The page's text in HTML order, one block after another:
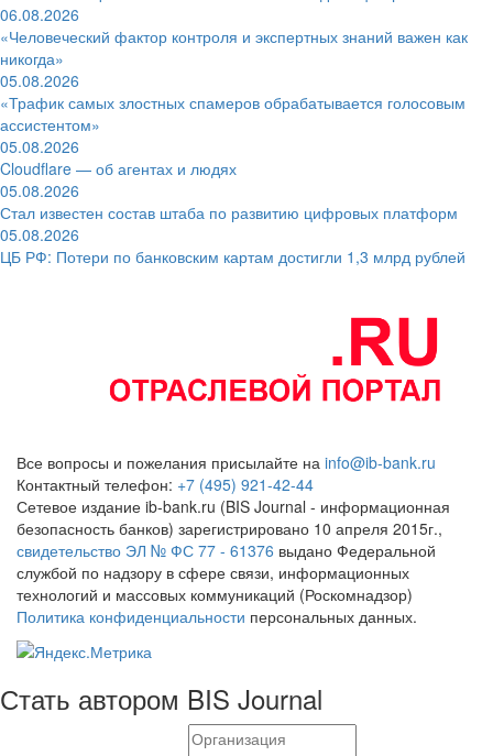
06.08.2026
«Человеческий фактор контроля и экспертных знаний важен как
никогда»
05.08.2026
«Трафик самых злостных спамеров обрабатывается голосовым
ассистентом»
05.08.2026
Cloudflare — об агентах и людях
05.08.2026
Стал известен состав штаба по развитию цифровых платформ
05.08.2026
ЦБ РФ: Потери по банковским картам достигли 1,3 млрд рублей
Все вопросы и пожелания присылайте на info@ib-bank.ru
Контактный телефон: +7 (495) 921-42-44
Сетевое издание ib-bank.ru (BIS Journal - информационная
безопасность банков) зарегистрировано 10 апреля 2015г.,
свидетельство ЭЛ № ФС 77 - 61376 выдано Федеральной
службой по надзору в сфере связи, информационных
технологий и массовых коммуникаций (Роскомнадзор)
Политика конфиденциальности персональных данных.
Стать автором BIS Journal